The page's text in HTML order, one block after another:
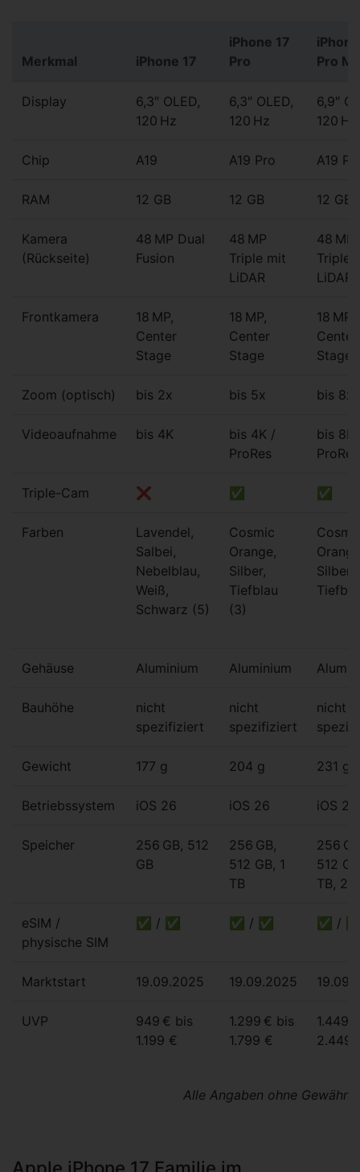
Merkmal iPhone 17
iPhone 17
Pro
Pro
Display
6,3″ OLED,
120 Hz
6,3″ OLED,
120 Hz
6,9″
120 Hz
Chip A19 A19 Pro A19
RAM 12 GB 12 GB 12 GB
Kamera
(Rückseite)
48 MP Dual
Fusion
48 MP
Triple mit
LiDAR
48 MP
Triple
LiDAR
Frontkamera
18 MP,
Center
Stage
18 MP,
Center
Stage
18 MP,
Center
Stage
Zoom (optisch) bis 2x bis 5x bis 8x
Videoaufnahme bis 4K
bis 4K /
ProRes
bis 8K
ProRes
Triple-Cam ❌ ✅ ✅
Farben
Lavendel,
Salbei,
Nebelblau,
Weiß,
Schwarz (5)
Cosmic
Orange,
Silber,
Tiefblau
(3)
Silber,
Gehäuse Aluminium Aluminium
Bauhöhe
nicht
spezifiziert
nicht
spezifiziert
nicht
Gewicht 177 g 204 g 231 g
Betriebssystem iOS 26 iOS 26 iOS 26
Speicher
256 GB, 512
GB
256 GB,
512 GB, 1
TB
256
512
TB, 2
eSIM /
physische SIM
✅ / ✅ ✅ / ✅ ✅ /
Marktstart 19.09.2025 19.09.2025
UVP
949 € bis
1.199 €
1.299 € bis
1.799 €
1.449
2.449
Alle Angaben ohne Gewähr